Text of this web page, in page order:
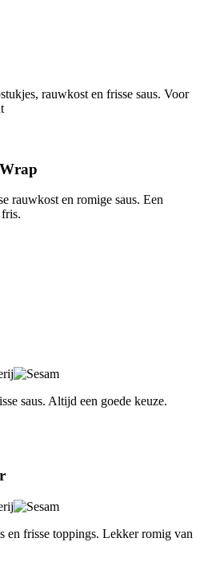
rauwkost en frisse saus. Voor
rauwkost en romige saus. Een
saus. Altijd een goede keuze.
en frisse toppings. Lekker romig van